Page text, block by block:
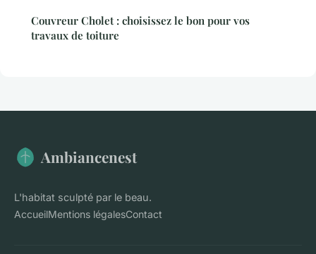
Couvreur Cholet : choisissez le bon pour vos
travaux de toiture
Ambiancenest
L'habitat sculpté par le beau.
AccueilMentions légalesContact